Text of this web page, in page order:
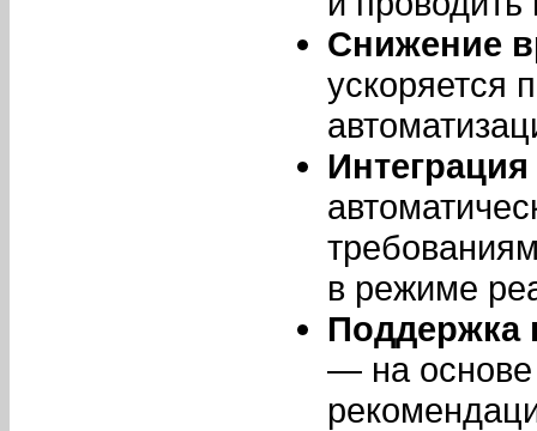
Снижение
ускоряется
в режиме
Поддержка
— на